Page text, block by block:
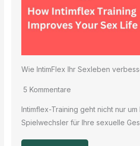
Wie IntimFlex Ihr Sexleben
5 Kommentare
Intimflex-Training geht nicht nur um
Spielwechsler für Ihre sexuelle